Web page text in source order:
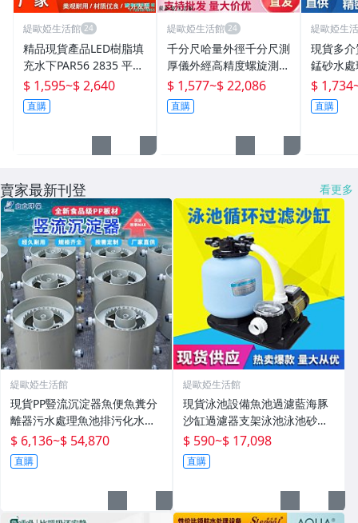
緹歐婭生活館
精品現貨產品LED樹脂填
充水下PAR56 2835 平板
泳池燈 par56泳池燈
$ 1,595~$ 2,640
直購
緹歐婭生活館
千分尺哈量外徑千分尺測
厚儀外經高精度螺旋測微
器0-25-50-75-300mm
$ 1,577~$ 22,086
直購
緹歐婭生
現貨多
錳砂水
除鐵除
$ 1,734
直購
賣家最新刊登 看更多
緹歐婭生活館
現貨PP豎流沉淀器魚便魚糞分
離器污水處理魚池排污化水產
殖設備
$ 6,136~$ 54,870
直購
緹歐婭生活館
現貨泳池設備魚池過濾藍海豚
沙缸過濾器支架泳池泳池砂缸
水泵機組
$ 590~$ 17,098
直購